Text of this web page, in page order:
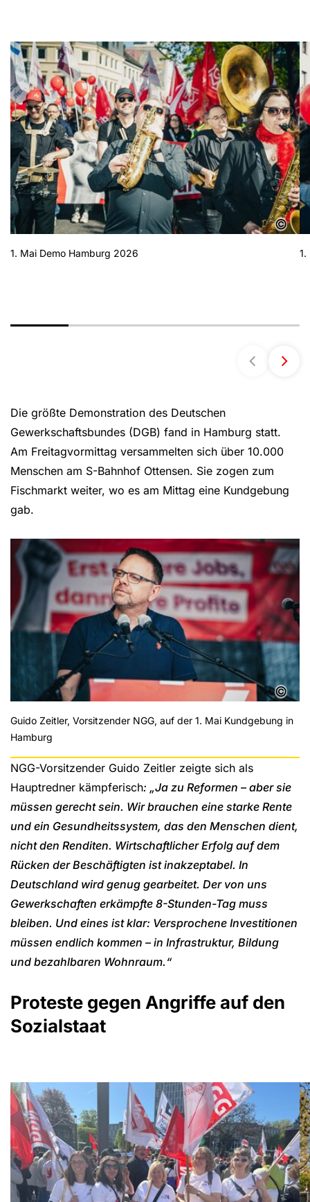
Show larger version for:
1. Mai Demo Hamburg 2026
©
1.
Die größte Demonstration des Deutschen
Gewerkschaftsbundes (DGB) fand in Hamburg statt.
Am Freitagvormittag versammelten sich über 10.000
Menschen am S-Bahnhof Ottensen. Sie zogen zum
Fischmarkt weiter, wo es am Mittag eine Kundgebung
gab.
Guido Zeitler, Vorsitzender NGG, auf der 1. Mai Kundgebung in
Hamburg
©
NGG-Vorsitzender Guido Zeitler zeigte sich als
Hauptredner kämpferisch: „Ja zu Reformen – aber sie
müssen gerecht sein. Wir brauchen eine starke Rente
und ein Gesundheitssystem, das den Menschen dient,
nicht den Renditen. Wirtschaftlicher Erfolg auf dem
Rücken der Beschäftigten ist inakzeptabel. In
Deutschland wird genug gearbeitet. Der von uns
Gewerkschaften erkämpfte 8-Stunden-Tag muss
bleiben. Und eines ist klar: Versprochene Investitionen
müssen endlich kommen – in Infrastruktur, Bildung
und bezahlbaren Wohnraum.“
Proteste gegen Angriffe auf den
Sozialstaat
Show larger version for: